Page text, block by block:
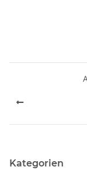
Kategorien